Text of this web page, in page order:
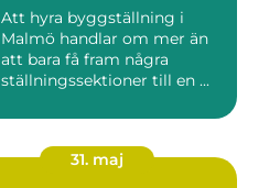
Att hyra byggställning i
Malmö handlar om mer än
att bara få fram några
ställningssektioner till en ...
31. maj